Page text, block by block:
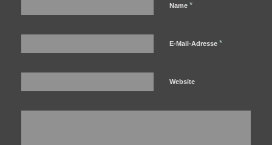
Name *
E-Mail-Adresse *
Website